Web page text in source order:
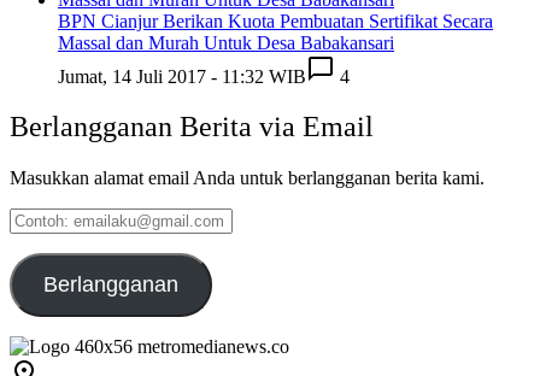
BPN Cianjur Berikan Kuota Pembuatan Sertifikat Secara
Massal dan Murah Untuk Desa Babakansari
Jumat, 14 Juli 2017 - 11:32 WIB
4
Berlangganan Berita via Email
Masukkan alamat email Anda untuk berlangganan berita kami.
Contoh:
emailaku@gmail.com
Berlangganan